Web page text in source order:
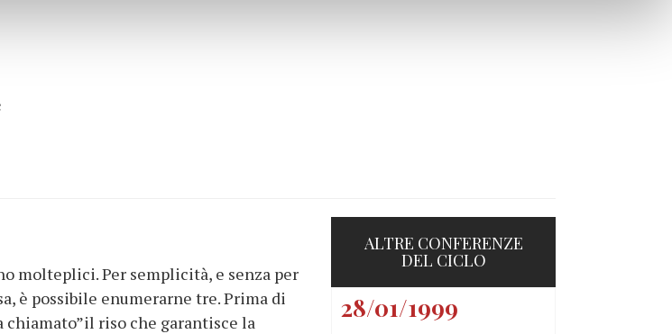
molteplici. Per semplicità, e senza per
è possibile enumerarne tre. Prima di
riso che garantisce la
ALTRE CONFERENZE
DEL CICLO
28/01/1999